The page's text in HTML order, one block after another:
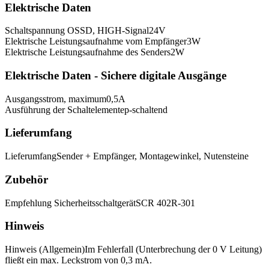
Elektrische Daten
Schaltspannung OSSD, HIGH-Signal24V
Elektrische Leistungsaufnahme vom Empfänger3W
Elektrische Leistungsaufnahme des Senders2W
Elektrische Daten - Sichere digitale Ausgänge
Ausgangsstrom, maximum0,5A
Ausführung der Schaltelementep-schaltend
Lieferumfang
LieferumfangSender + Empfänger, Montagewinkel, Nutensteine
Zubehör
Empfehlung SicherheitsschaltgerätSCR 402R-301
Hinweis
Hinweis (Allgemein)Im Fehlerfall (Unterbrechung der 0 V Leitung)
fließt ein max. Leckstrom von 0,3 mA.